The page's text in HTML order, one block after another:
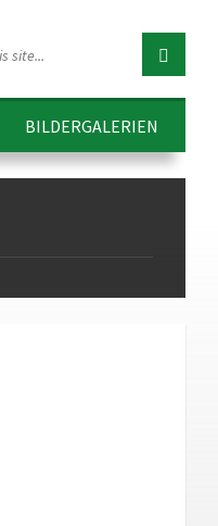
BILDERGALERIEN